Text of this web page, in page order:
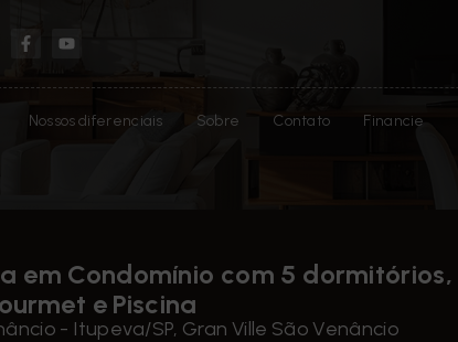
Nossos diferenciais Sobre Contato Financie
em Condomínio com 5 dormitórios,
e Piscina
- Itupeva/SP, Gran Ville São Venâncio